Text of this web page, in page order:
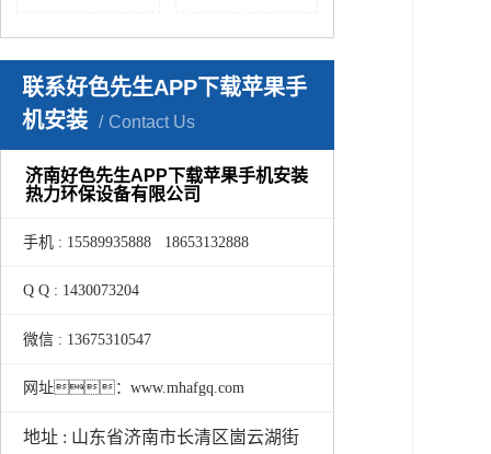
联系好色先生APP下载苹果手
机安装
Contact Us
济南好色先生APP下载苹果手机安装
热力环保设备有限公司
手机 : 15589935888 18653132888
Q Q : 1430073204
微信 : 13675310547
网址：www.mhafgq.com
地址 : 山东省济南市长清区崮云湖街